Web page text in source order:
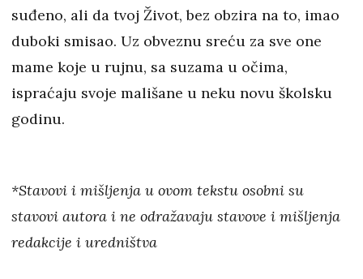
suđeno, ali da tvoj Život, bez obzira na to, imao
duboki smisao. Uz obveznu sreću za sve one
mame koje u rujnu, sa suzama u očima,
ispraćaju svoje mališane u neku novu školsku
godinu.
*Stavovi i mišljenja u ovom tekstu osobni su
stavovi autora i ne odražavaju stavove i mišljenja
redakcije i uredništva